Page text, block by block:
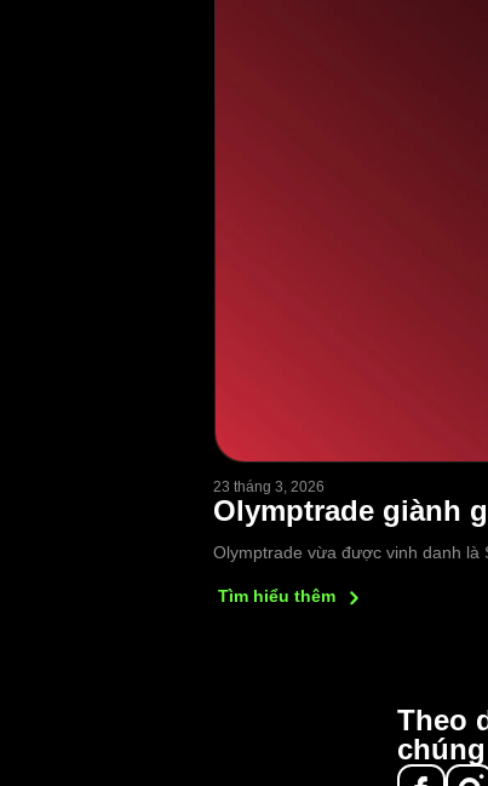
23 tháng 3, 2026
Olymptrade giành
Olymptrade vừa được vinh danh là
Tìm hiểu thêm
Theo